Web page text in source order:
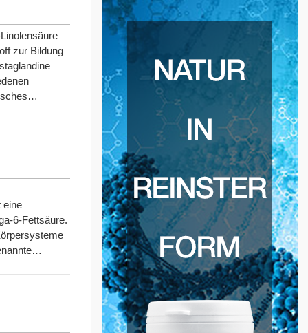
zur Bildung
eine
6-Fettsäure.